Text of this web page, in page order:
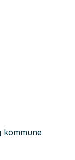
kommune